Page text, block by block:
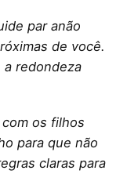
par anão
de você.
redondeza
os filhos
para que não
claras para